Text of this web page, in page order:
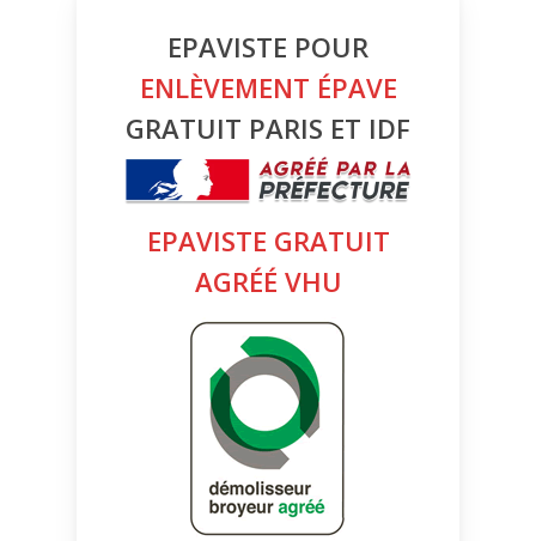
EPAVISTE POUR
ENLÈVEMENT ÉPAVE
GRATUIT PARIS ET IDF
EPAVISTE GRATUIT
AGRÉÉ VHU